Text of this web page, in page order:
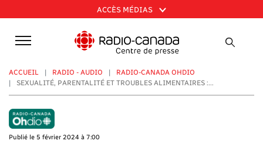
au
contenu
principal
ACCÈS MÉDIAS
ACCUEIL RADIO - AUDIO
RADIO-CANADA OHDIO
SEXUALITÉ, PARENTALITÉ ET TROUBLES ALIMENTAIRES :...
Publié le 5 février 2024 à 7:00